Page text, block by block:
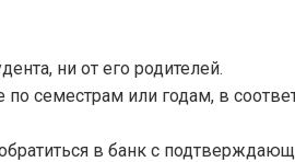
ни от его родителей.
семестрам или годам, в
в банк с